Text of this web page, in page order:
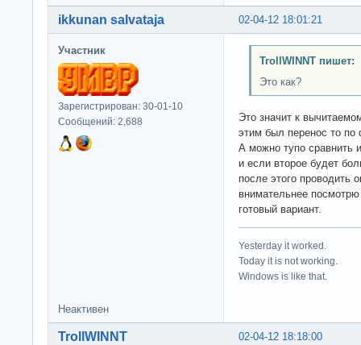
02-04-12 18:01:21
ikkunan salvataja
Участник
Зарегистрирован: 30-01-10
Сообщений: 2,688
TrollWINNT пишет:
Это как?
Это значит к
этим был перенос то по
А можно тупо сравнить
и если второе будет
после этого проводить
внимательнее
готовый вариант.
Yesterday it worked.
Today it is not working.
Windows is like that.
Неактивен
02-04-12 18:18:00
TrollWINNT